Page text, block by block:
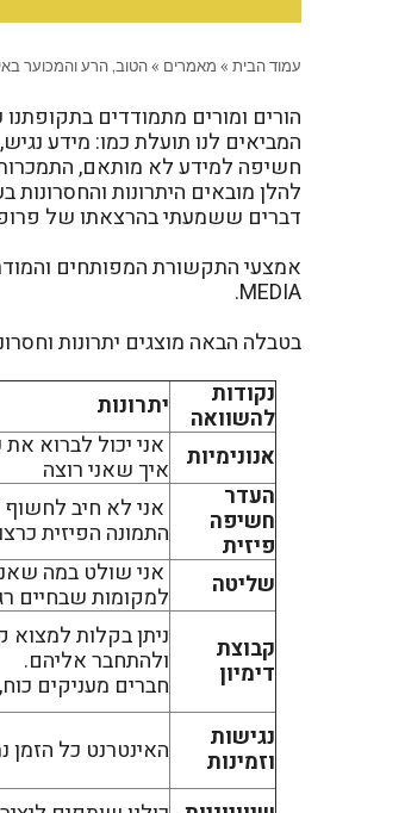
עמוד הבית » מאמרים »הטוב, הרע והמכוער
הורים ומורים מתמודדים
המביאים לנו תועלת כמו: מידע
חשיפה למידע לא מותאם, התמכרות
להלן מובאים היתרונות
דברים ששמעתי בהרצאתו של פרופ'
MEDIA.
בטבלה הבאה מוצגים יתרונות
נקודות
להשוואה יתרונות
אנונימיות
אני יכול לברוא
איך שאני רוצה
העדר
חשיפה
פיזית
אני לא חיב לחשוף
התמונה הפיזית
שליטה
אני שולט במה
למקומות שבחיים
קבוצת
דימיון
ניתן בקלות
ולהתחבר אליהם.
חברים מעניקים
נגישות
וזמינות האינטרנט כל הזמן